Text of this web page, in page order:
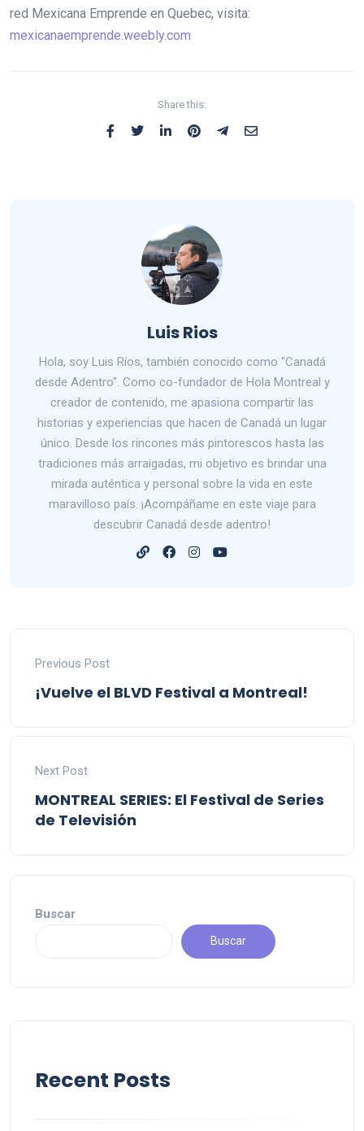
red Mexicana Emprende en Quebec, visita:
mexicanaemprende.weebly.com
Share this:
Luis Rios
Hola, soy Luis Ríos, también conocido como "Canadá
desde Adentro". Como co-fundador de Hola Montreal y
creador de contenido, me apasiona compartir las
historias y experiencias que hacen de Canadá un lugar
único. Desde los rincones más pintorescos hasta las
tradiciones más arraigadas, mi objetivo es brindar una
mirada auténtica y personal sobre la vida en este
maravilloso país. ¡Acompáñame en este viaje para
descubrir Canadá desde adentro!
Previous Post
¡Vuelve el BLVD Festival a Montreal!
Next Post
MONTREAL SERIES: El Festival de Series
de Televisión
Buscar
Buscar
Recent Posts